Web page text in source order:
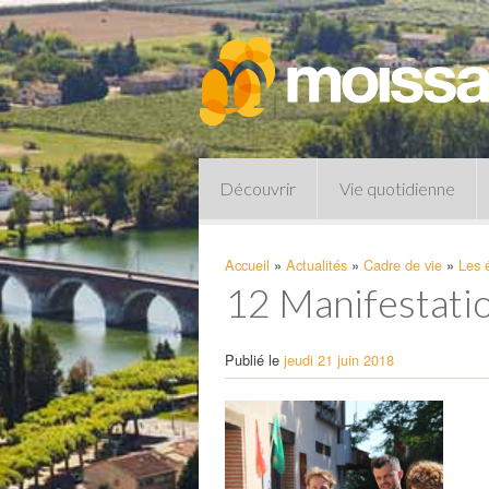
Découvrir Vie quotidienne
Pharmacies de garde
Accueil » Actualités » Cadre de vie » Les
12
Publié le jeudi 21 juin 2018